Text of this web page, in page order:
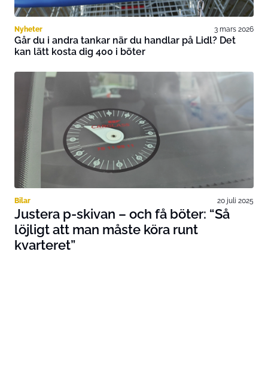
Nyheter 3 mars 2026
Går du i andra tankar när du handlar på Lidl? Det
kan lätt kosta dig 400 i böter
Bilar 20 juli 2025
Justera p-skivan – och få böter: “Så
löjligt att man måste köra runt
kvarteret”